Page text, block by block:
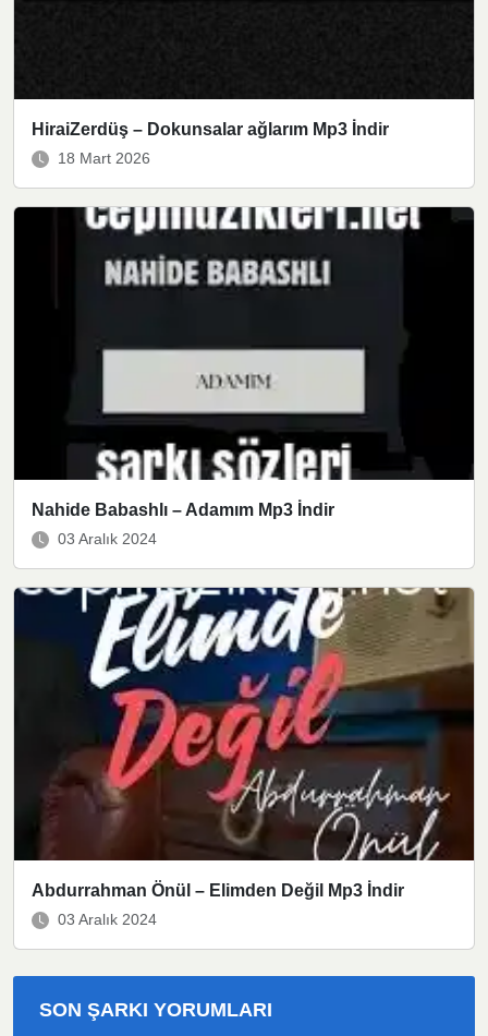
HiraiZerdüş – Dokunsalar ağlarım Mp3 İndir
18 Mart 2026
Nahide Babashlı – Adamım Mp3 İndir
03 Aralık 2024
Abdurrahman Önül – Elimden Değil Mp3 İndir
03 Aralık 2024
SON ŞARKI YORUMLARI